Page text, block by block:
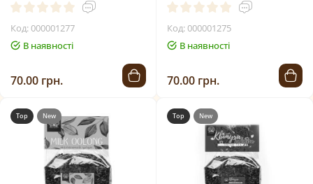
Код: 000001277
В наявності
70.00 грн.
Код: 000001275
В наявності
70.00 грн.
Top New Top New